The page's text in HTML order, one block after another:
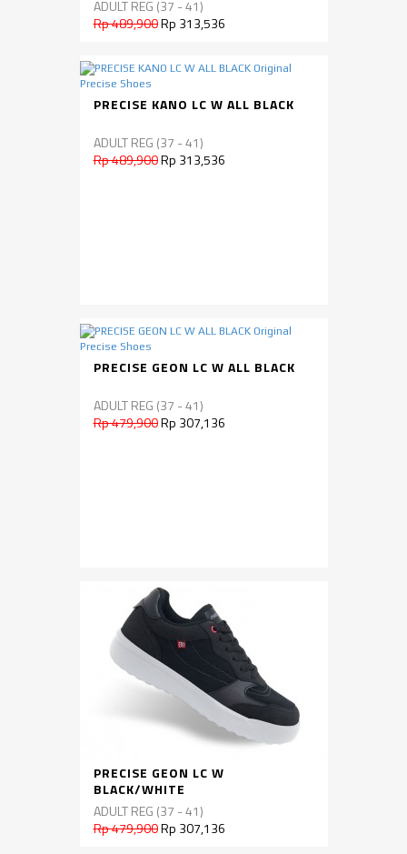
ADULT REG (37 - 41)
Rp 489,900Rp 313,536
PRECISE KANO LC W ALL BLACK
ADULT REG (37 - 41)
Rp 489,900Rp 313,536
PRECISE GEON LC W ALL BLACK
ADULT REG (37 - 41)
Rp 479,900Rp 307,136
PRECISE GEON LC W
BLACK/WHITE
ADULT REG (37 - 41)
Rp 479,900Rp 307,136